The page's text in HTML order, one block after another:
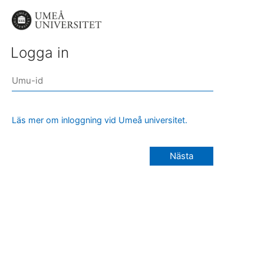
Logga in
Läs mer om inloggning vid Umeå universitet.
Nästa